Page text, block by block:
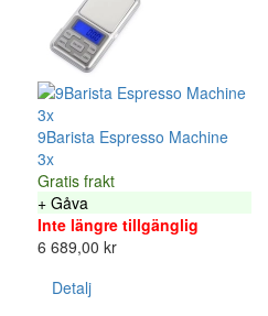
3x
9Barista Espresso Machine
3x
Gratis frakt
+ Gåva
Inte längre tillgänglig
6 689,00 kr
Detalj